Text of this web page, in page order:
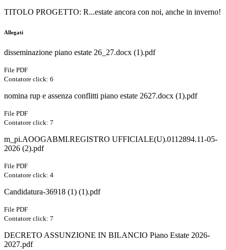
TITOLO PROGETTO: R...estate ancora con noi, anche in inverno!
Allegati
disseminazione piano estate 26_27.docx (1).pdf
File PDF
Contatore click: 6
nomina rup e assenza conflitti piano estate 2627.docx (1).pdf
File PDF
Contatore click: 7
m_pi.AOOGABMI.REGISTRO UFFICIALE(U).0112894.11-05-
2026 (2).pdf
File PDF
Contatore click: 4
Candidatura-36918 (1) (1).pdf
File PDF
Contatore click: 7
DECRETO ASSUNZIONE IN BILANCIO Piano Estate 2026-
2027.pdf